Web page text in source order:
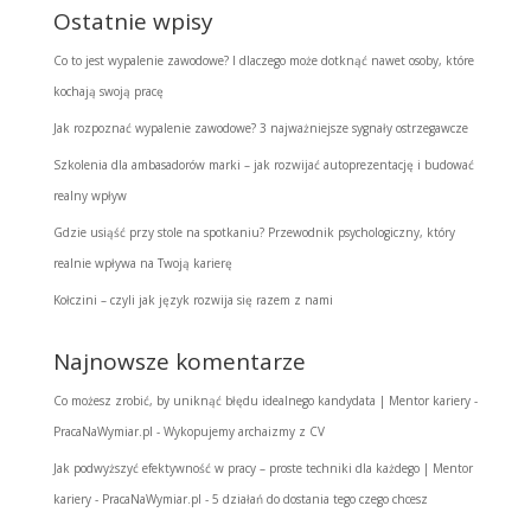
Ostatnie wpisy
Co to jest wypalenie zawodowe? I dlaczego może dotknąć nawet osoby, które
kochają swoją pracę
Jak rozpoznać wypalenie zawodowe? 3 najważniejsze sygnały ostrzegawcze
Szkolenia dla ambasadorów marki – jak rozwijać autoprezentację i budować
realny wpływ
Gdzie usiąść przy stole na spotkaniu? Przewodnik psychologiczny, który
realnie wpływa na Twoją karierę
Kołczini – czyli jak język rozwija się razem z nami
Najnowsze komentarze
Co możesz zrobić, by uniknąć błędu idealnego kandydata | Mentor kariery -
PracaNaWymiar.pl - Wykopujemy archaizmy z CV
Jak podwyższyć efektywność w pracy – proste techniki dla każdego | Mentor
kariery - PracaNaWymiar.pl - 5 działań do dostania tego czego chcesz